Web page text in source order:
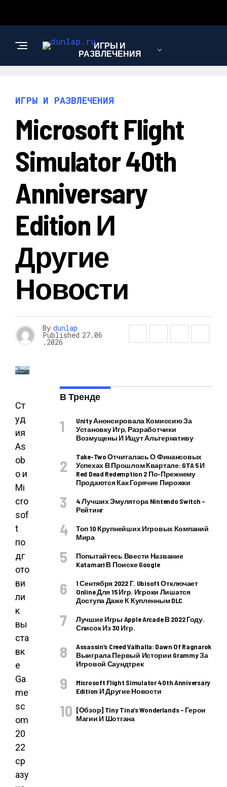
ИГРЫ И
РАЗВЛЕЧЕНИЯ
ИГРЫ И РАЗВЛЕЧЕНИЯ
Microsoft Flight
Simulator 40th
Anniversary
Edition И
Другие
Новости
By dunlap
Published 27.06
.2026
Ст
уд
ия
As
ob
o и
Mi
cro
sof
t
по
дг
ото
ви
ли
к
вы
ста
вк
е
Ga
me
sc
om
20
22
ср
азу
В Тренде
Unity Анонсировала Комиссию За
Установку Игр, Разработчики
Возмущены И Ищут Альтернативу
Take-Two Отчиталась О Финансовых
Успехах В Прошлом Квартале: GTA 5 И
Red Dead Redemption 2 По-Прежнему
Продаются Как Горячие Пирожки
4 Лучших Эмулятора Nintendo Switch –
Рейтинг
Топ 10 Крупнейших Игровых Компаний
Мира
Попытайтесь Ввести Название
Katamari В Поиске Google
1 Сентября 2022 Г. Ubisoft Отключает
Online Для 15 Игр. Игроки Лишатся
Доступа Даже К Купленным DLC
Лучшие Игры Apple Arcade В 2022 Году.
Список Из 30 Игр.
Assassin’s Creed Valhalla: Dawn Of Ragnarok
Выиграла Первый Истории Grammy За
Игровой Саундтрек
Microsoft Flight Simulator 40th Anniversary
Edition И Другие Новости
[Обзор] Tiny Tina’s Wonderlands – Герои
Магии И Шотгана